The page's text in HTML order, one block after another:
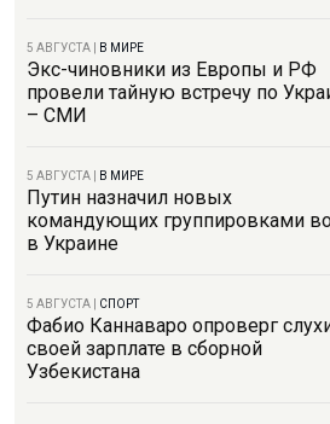
5 АВГУСТА В МИРЕ
Экс-чиновники из Европы и РФ
провели тайную встречу по
– СМИ
5 АВГУСТА В МИРЕ
Путин назначил новых
командующих группировками
в Украине
5 АВГУСТА СПОРТ
Фабио Каннаваро опроверг
своей зарплате в сборной
Узбекистана